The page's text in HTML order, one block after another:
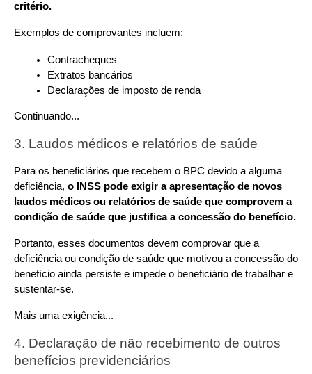
critério.
Exemplos de comprovantes incluem:
Contracheques
Extratos bancários
Declarações de imposto de renda
Continuando...
3. Laudos médicos e relatórios de saúde
Para os beneficiários que recebem o BPC devido a alguma
deficiência, o INSS pode exigir a apresentação de novos
laudos médicos ou relatórios de saúde que comprovem a
condição de saúde que justifica a concessão do benefício.
Portanto, esses documentos devem comprovar que a
deficiência ou condição de saúde que motivou a concessão do
benefício ainda persiste e impede o beneficiário de trabalhar e
sustentar-se.
Mais uma exigência...
4. Declaração de não recebimento de outros
benefícios previdenciários